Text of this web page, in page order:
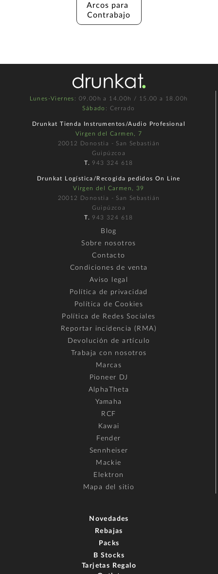
Arcos para
Contrabajo
Lunes-Viernes : 09.00h a 14.00h / 15.00 a 18.00h
Sábado : Cerrado
Drunkat Tienda Instrumentos/Audio Profesional
Virgen del Carmen, 7
20012 Donostia - San Sebastián
Guipúzcoa
T. 943 324 618
Drunkat Logística/Recogida pedidos On Line
Virgen del Carmen, 39
20012 Donostia - San Sebastián
Guipúzcoa
T. 943 324 618
Blog
Sobre nosotros
Contacto
Condiciones de venta
Aviso legal
Política de privacidad
Política de Cookies
Política de Redes Sociales
Reportar incidencia (RMA)
Devolución de artículo
Trabaja con nosotros
Marcas
Pioneer DJ
AlphaTheta
Yamaha
RCF
Kawai
Fender
Sennheiser
Mackie
Elektron
Mapa del sitio
Novedades
Rebajas
Packs
B Stocks
Tarjetas Regalo